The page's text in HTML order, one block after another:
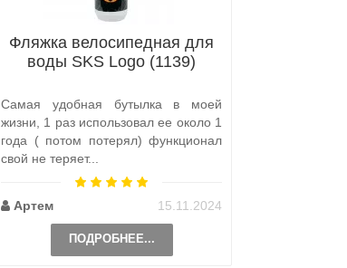
Фляжка велосипедная для
воды SKS Logo (1139)
Самая удобная бутылка в моей
жизни, 1 раз использовал ее около 1
года ( потом потерял) функционал
свой не теряет...
Артем 15.11.2024
ПОДРОБНЕЕ...